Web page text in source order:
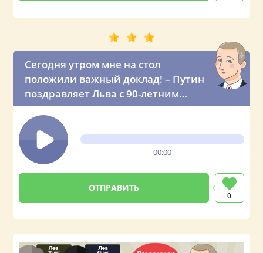
Сегодня утром мне на стол
положили важный доклад! – Путин
поздравляет Льва с 90-летним
юбилеем
00:00
0